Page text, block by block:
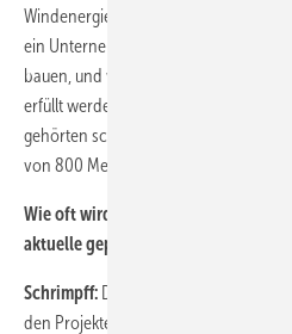
Windenergieanlagen in der
ein Unternehmer sich entschlossen
bauen, und wenn alle bisher
erfüllt werden, dann muss die Anlage
gehörten schon bisher auch
von 800 Metern – nicht aber von zwei
Wie oft wird denn die Bevölkerung
aktuelle geplante Projekte
Schrimpff: Das ist sehr schwer
den Projekten, die bisher angedacht